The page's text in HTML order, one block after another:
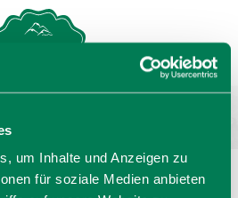
um Inhalte und Anzeigen zu
für soziale Medien anbieten
GASTGEBERSUCHE